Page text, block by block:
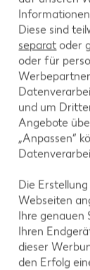
Diese sind
separat oder
oder für
und um
Angebote
„Anpassen“
Die
Webseiten
Ihre genauen
Ihren
dieser
den Erfolg